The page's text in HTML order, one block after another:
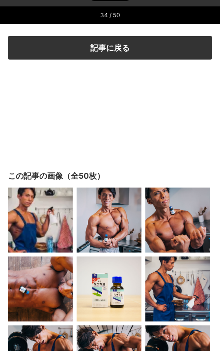
34 / 50
記事に戻る
この記事の画像（全50枚）